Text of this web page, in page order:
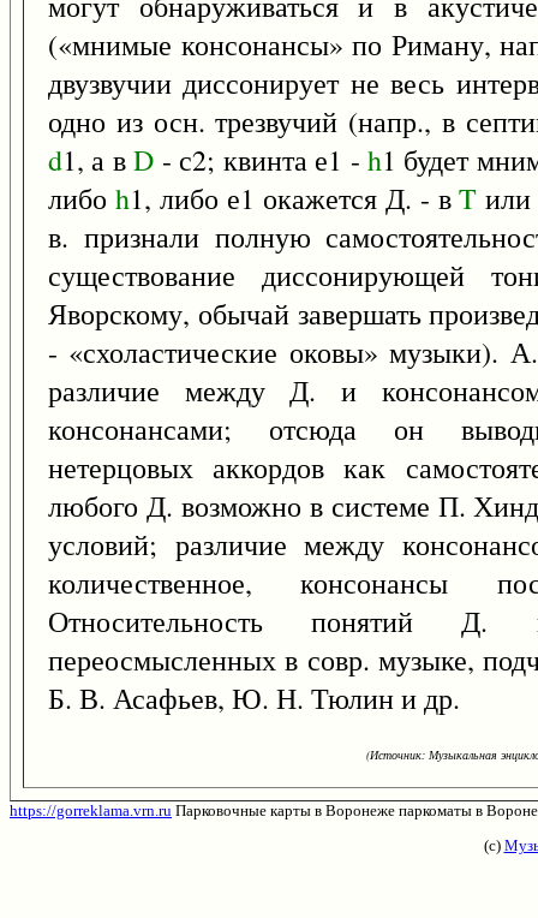
(«мнимые консонансы» по Риману,
двузвучии диссонирует не весь
одно из осн. трезвучий (напр., в
d1, а вD - с2; квинта е1 - h1 будет
либо h1, либо е1 окажется Д. - вT
в. признали полную
существование диссонирующей
Яворскому, обычай завершать
- «схоластические оковы» музыки).
различие между Д. и
консонансами; отсюда он
нетерцовых аккордов как
любого Д. возможно в системе П.
условий; различие между
количественное, консонансы
Относительность понятий Д.
переосмысленных в совр. музыке,
Б. В. Асафьев, Ю. Н. Тюлин и др.
(Источник: Музыкальная
https://gorreklama.vrn.ru Парковочные карты в Воронеже паркоматы в
(с)